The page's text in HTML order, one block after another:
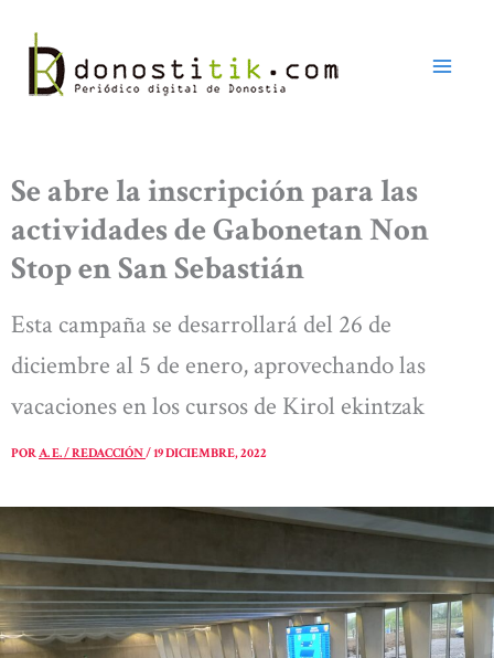
contenido
Se abre la inscripción para las
actividades de Gabonetan Non
Stop en San Sebastián
Esta campaña se desarrollará del 26 de
diciembre al 5 de enero, aprovechando las
vacaciones en los cursos de Kirol ekintzak
PORA. E. / REDACCIÓN/19 DICIEMBRE, 2022